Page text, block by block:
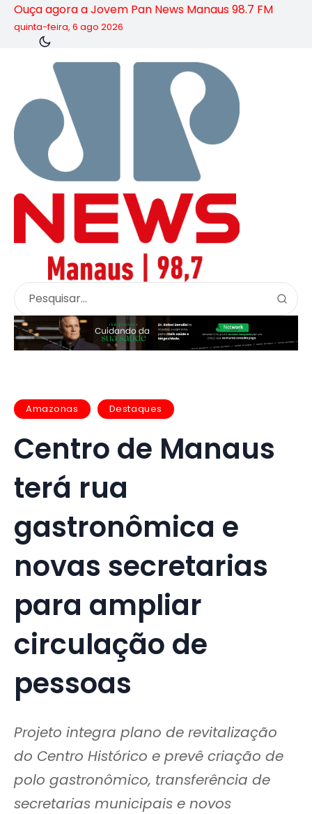
Ouça agora a Jovem Pan News Manaus 98.7 FM
quinta-feira, 6 ago 2026
Amazonas Destaques
Centro de Manaus
terá rua
gastronômica e
novas secretarias
para ampliar
circulação de
pessoas
Projeto integra plano de revitalização
do Centro Histórico e prevê criação de
polo gastronômico, transferência de
secretarias municipais e novos